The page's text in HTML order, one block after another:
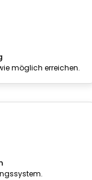
möglich erreichen.